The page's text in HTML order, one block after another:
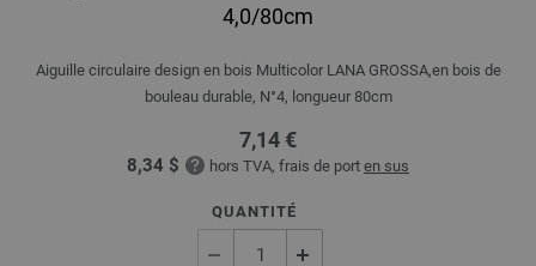
4,0/80cm
Aiguille circulaire design en bois Multicolor LANA GROSSA,en bois de
bouleau durable, N°4, longueur 80cm
7,14 €
8,34 $ hors TVA, frais de port en sus
QUANTITÉ